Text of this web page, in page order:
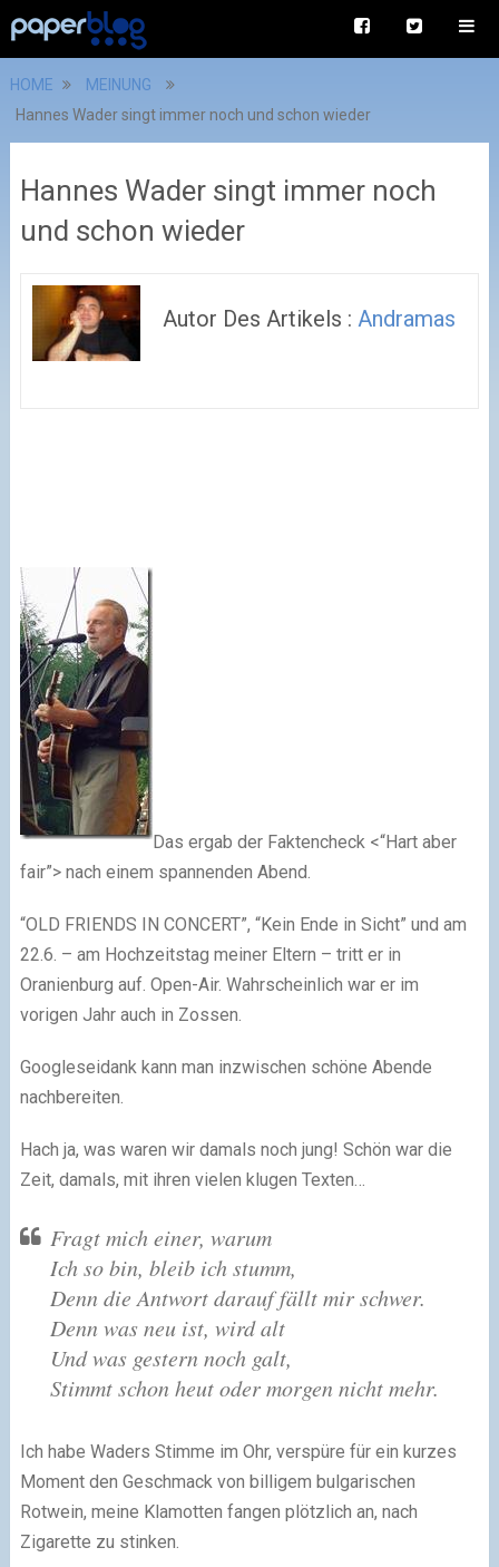
HOME
MEINUNG
Hannes Wader singt immer noch und schon wieder
Hannes Wader singt immer noch
und schon wieder
Autor Des Artikels :Andramas
Das ergab der Faktencheck <“Hart aber
fair”> nach einem spannenden Abend.
“OLD FRIENDS IN CONCERT”, “Kein Ende in Sicht” und am
22.6. – am Hochzeitstag meiner Eltern – tritt er in
Oranienburg auf. Open-Air. Wahrscheinlich war er im
vorigen Jahr auch in Zossen.
Googleseidank kann man inzwischen schöne Abende
nachbereiten.
Hach ja, was waren wir damals noch jung! Schön war die
Zeit, damals, mit ihren vielen klugen Texten…
Fragt mich einer, warum
Ich so bin, bleib ich stumm,
Denn die Antwort darauf fällt mir schwer.
Denn was neu ist, wird alt
Und was gestern noch galt,
Stimmt schon heut oder morgen nicht mehr.
Ich habe Waders Stimme im Ohr, verspüre für ein kurzes
Moment den Geschmack von billigem bulgarischen
Rotwein, meine Klamotten fangen plötzlich an, nach
Zigarette zu stinken.